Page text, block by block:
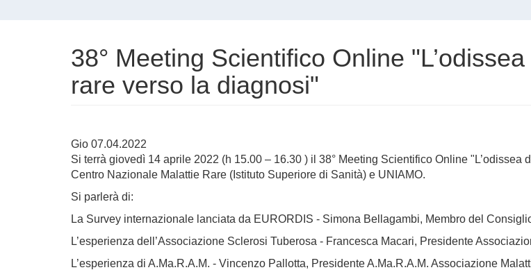
38° Meeting Scientifico Online
rare verso la diagnosi"
Gio 07.04.2022
Si terrà giovedì 14 aprile 2022 (h 15.00 – 16.30 ) il 38° Meeting Scientifico Online
Centro Nazionale Malattie Rare (Istituto Superiore di Sanità) e UNIAMO.
Si parlerà di:
La Survey internazionale lanciata da EURORDIS - Simona Bellagambi, Membro del
L’esperienza dell’Associazione Sclerosi Tuberosa - Francesca Macari, Presidente
L’esperienza di A.Ma.R.A.M. - Vincenzo Pallotta, Presidente A.Ma.R.A.M. Associazione